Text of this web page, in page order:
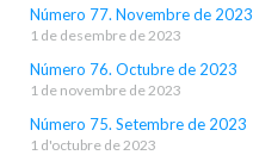
Número 77. Novembre de 2023
1 de desembre de 2023
Número 76. Octubre de 2023
1 de novembre de 2023
Número 75. Setembre de 2023
1 d'octubre de 2023